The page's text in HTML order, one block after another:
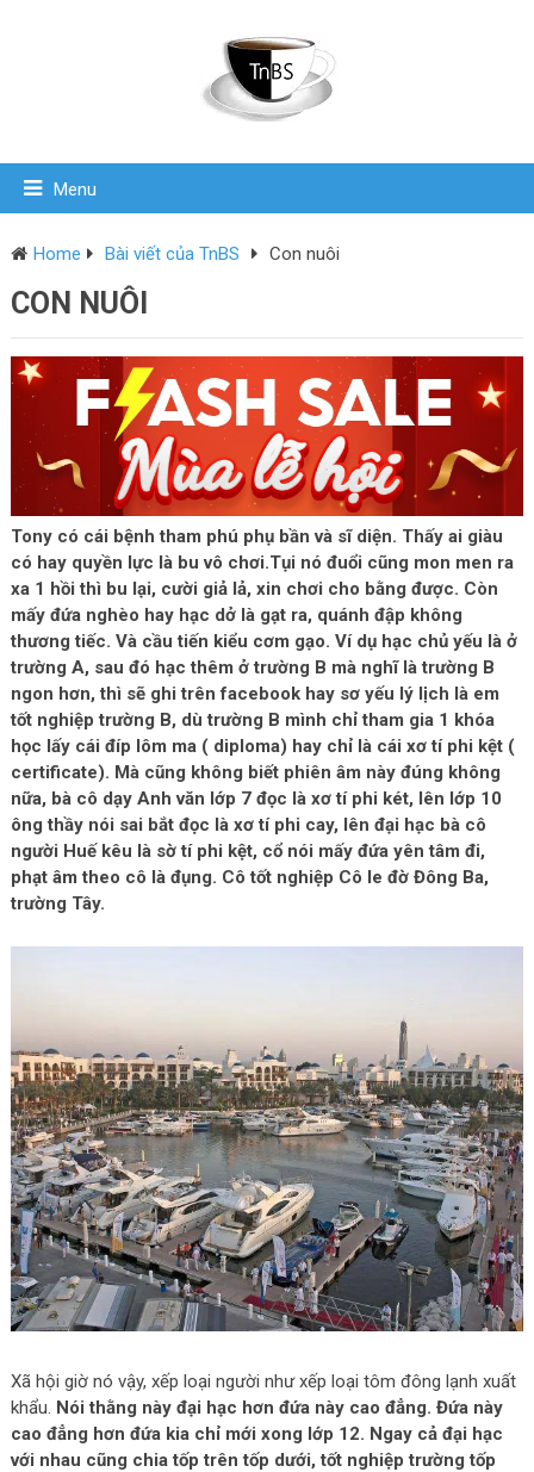
Menu
Home Bài viết của TnBS Con nuôi
CON NUÔI
Tony có cái bệnh tham phú phụ bần và sĩ diện. Thấy ai giàu
có hay quyền lực là bu vô chơi.Tụi nó đuổi cũng mon men ra
xa 1 hồi thì bu lại, cười giả lả, xin chơi cho bằng được. Còn
mấy đứa nghèo hay hạc dở là gạt ra, quánh đập không
thương tiếc. Và cầu tiến kiểu cơm gạo. Ví dụ hạc chủ yếu là ở
trường A, sau đó hạc thêm ở trường B mà nghĩ là trường B
ngon hơn, thì sẽ ghi trên facebook hay sơ yếu lý lịch là em
tốt nghiệp trường B, dù trường B mình chỉ tham gia 1 khóa
học lấy cái đíp lôm ma ( diploma) hay chỉ là cái xơ tí phi kệt (
certificate). Mà cũng không biết phiên âm này đúng không
nữa, bà cô dạy Anh văn lớp 7 đọc là xơ tí phi két, lên lớp 10
ông thầy nói sai bắt đọc là xơ tí phi cay, lên đại hạc bà cô
người Huế kêu là sờ tí phi kệt, cổ nói mấy đứa yên tâm đi,
phạt âm theo cô là đụng. Cô tốt nghiệp Cô le đờ Đông Ba,
trường Tây.
Xã hội giờ nó vậy, xếp loại người như xếp loại tôm đông lạnh xuất
khẩu. Nói thằng này đại hạc hơn đứa này cao đẳng. Đứa này
cao đẳng hơn đứa kia chỉ mới xong lớp 12. Ngay cả đại hạc
với nhau cũng chia tốp trên tốp dưới, tốt nghiệp trường tốp